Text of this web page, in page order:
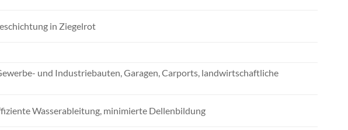
in Ziegelrot
und Industriebauten, Garagen, Carports, landwirtschaftliche
Wasserableitung, minimierte Dellenbildung